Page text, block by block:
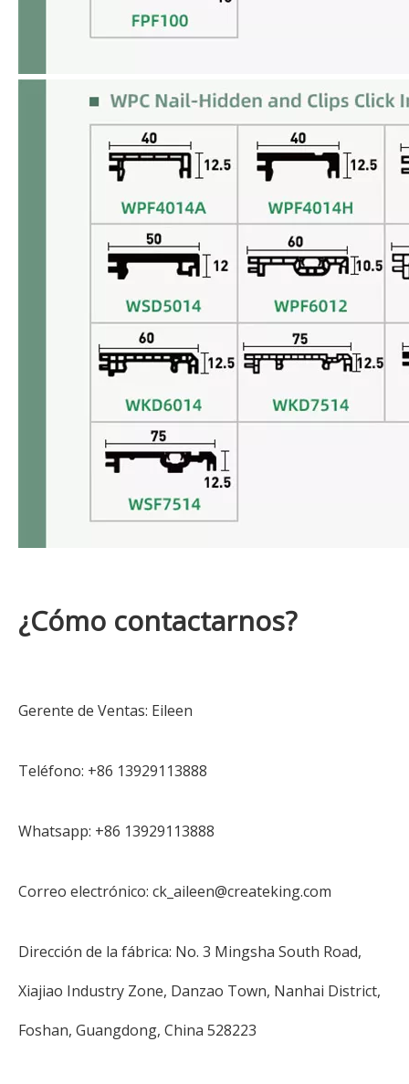
¿Cómo contactarnos?
Gerente de Ventas: Eileen
Teléfono: +86 13929113888
Whatsapp: +86 13929113888
Correo electrónico: ck_aileen@createking.com
Dirección de la fábrica: No. 3 Mingsha South Road,
Xiajiao Industry Zone, Danzao Town, Nanhai District,
Foshan, Guangdong, China 528223